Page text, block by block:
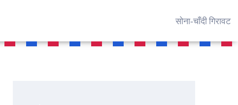
सोना‑चाँदी गिरावट